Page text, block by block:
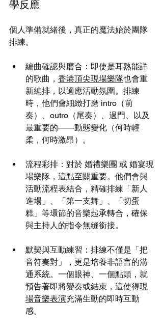
學反應
個人準備就緒後，真正的魔法始於團隊
排練。
編曲確認與磨合：即使是耳熟能詳
的歌曲， 香港頂尖現場樂隊也會重
新編排，以適應活動氛圍。排練
時，他們會細緻打磨 intro（前
奏）、outro（尾奏）、過門、以及
最重要的——動態變化（何時輕
柔，何時激昂）。
流程彩排：對於 婚禮樂團 或 婚宴現
場樂隊，這點至關重要。他們會與
活動流程表結合，精確排練「新人
進場」、「第一支舞」、「切蛋
糕」等環節的音樂起承轉合，確保
與主持人的指令無縫銜接。
默契與互動練習：排練不僅是「把
音符奏對」，更是培養非語言的溝
通系統。一個眼神、一個點頭，就
預告著即將變奏或結束，這使得現
場音樂表演充滿生動的即時互動
感。